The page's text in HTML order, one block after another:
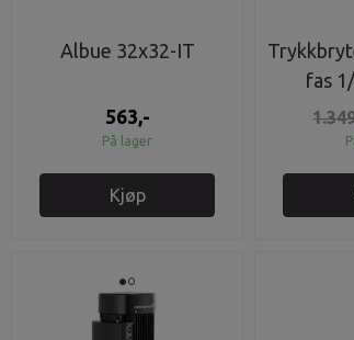
Albue 32x32-IT
563,-
På lager
Kjøp
fas